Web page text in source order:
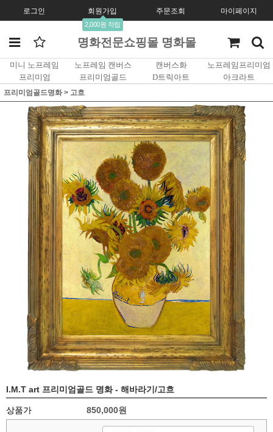
로그인 회원가입
2,000원 적립
주문조회 마이페이지
명화전문쇼핑몰 명화몰
미니 노프레임 노프레임 캔버스 캔버스화
노프레임프리미엄
프리미엄
프리미엄골드 D트릭아트 아크라트
프리미엄골드명화> 고흐
I.M.T art 프리미엄골드 명화 - 해바라기/고흐
상품가 850,000원